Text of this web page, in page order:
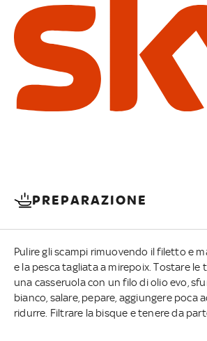
PREPARAZIONE
Pulire gli scampi rimuovendo il filetto e
e la pesca tagliata a mirepoix. Tostare le
una casseruola con un filo di olio evo,
bianco, salare, pepare, aggiungere poca
ridurre. Filtrare la bisque e tenere da